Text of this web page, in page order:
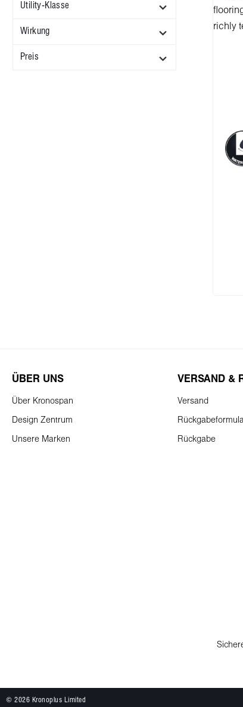
Utility-Klasse
Wirkung
Preis
ÜBER UNS
Über Kronospan
Design Zentrum
Unsere Marken
VERSAND &
Versand
Rückgabe
© 2026 Kronoplus Limited